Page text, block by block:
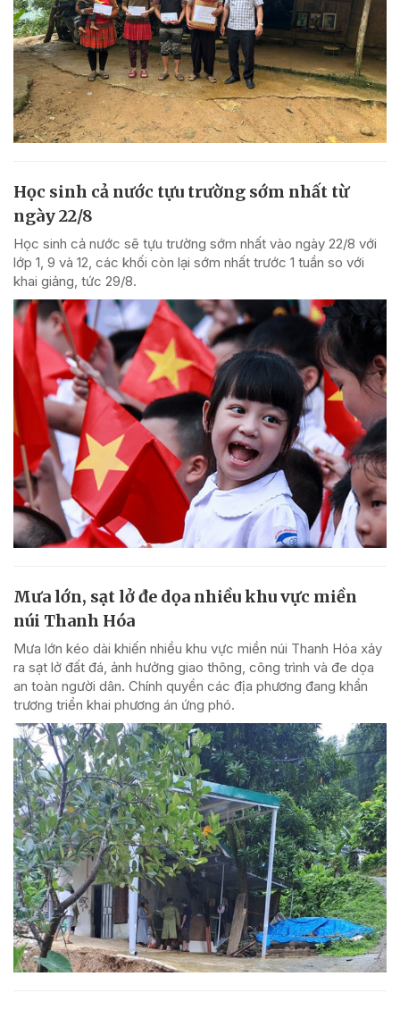
Học sinh cả nước tựu trường sớm nhất từ
ngày 22/8
Học sinh cả nước sẽ tựu trường sớm nhất vào ngày 22/8 với
lớp 1, 9 và 12, các khối còn lại sớm nhất trước 1 tuần so với
khai giảng, tức 29/8.
Mưa lớn, sạt lở đe dọa nhiều khu vực miền
núi Thanh Hóa
Mưa lớn kéo dài khiến nhiều khu vực miền núi Thanh Hóa xảy
ra sạt lở đất đá, ảnh hưởng giao thông, công trình và đe dọa
an toàn người dân. Chính quyền các địa phương đang khẩn
trương triển khai phương án ứng phó.